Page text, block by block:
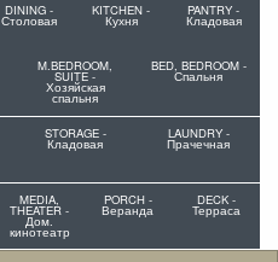
DINING -
Столовая
KITCHEN -
Кухня
PANTRY -
Кладовая
M.BEDROOM,
SUITE -
Хозяйская
спальня
BED, BEDROOM -
Спальня
STORAGE -
Кладовая
LAUNDRY -
Прачечная
MEDIA,
THEATER -
Дом.
кинотеатр
PORCH -
Веранда
DECK -
Терраса